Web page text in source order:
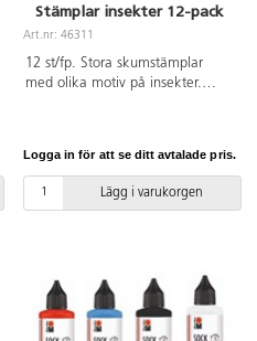
Stämplar insekter 12-pack
Art.nr: 46311
12 st/fp. Stora skumstämplar
med olika motiv på insekter.
polyetylenplast.
Logga in för att se ditt avtalade pris.
Lägg i varukorgen